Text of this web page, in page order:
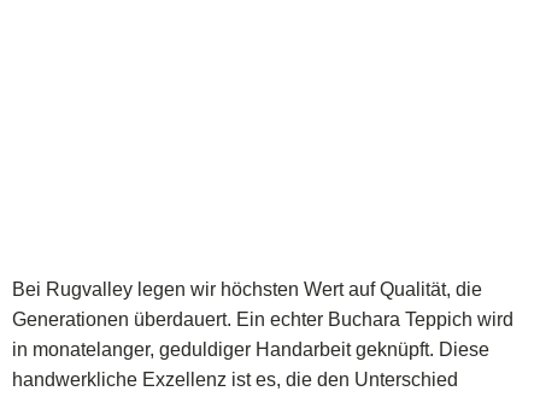
Bei Rugvalley legen wir höchsten Wert auf Qualität, die
Generationen überdauert. Ein echter Buchara Teppich wird
in monatelanger, geduldiger Handarbeit geknüpft. Diese
handwerkliche Exzellenz ist es, die den Unterschied